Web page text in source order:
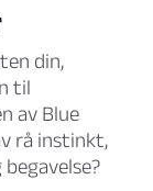
din,
til
av Blue
rå instinkt,